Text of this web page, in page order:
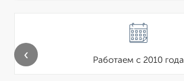
Работаем с 2010 года
‹